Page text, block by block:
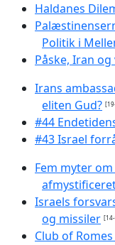
Haldanes
Politik i
Påske, Iran
Irans
eliten Gud?
#44
#43 Israel
Fem myter
Israels
og missiler
Club of